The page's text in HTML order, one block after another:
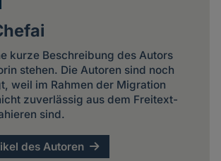
kurze Beschreibung des Autors
stehen. Die Autoren sind noch
weil im Rahmen der Migration
zuverlässig aus dem Freitext-
sind.
des Autoren